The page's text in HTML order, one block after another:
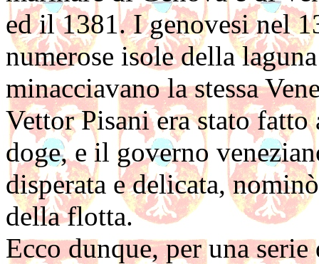
ed il 1381. I genovesi nel
numerose isole della
minacciavano la stessa
Vettor Pisani era stato fatto
doge, e il governo
disperata e delicata,
della flotta.
Ecco dunque, per una